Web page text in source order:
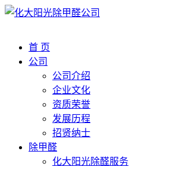
首 页
公司
公司介绍
企业文化
资质荣誉
发展历程
招贤纳士
除甲醛
化大阳光除醛服务